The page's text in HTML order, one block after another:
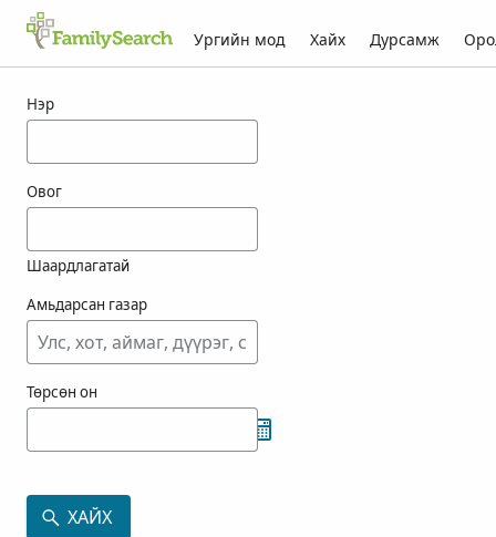
Ургийн мод Хайх Дурсамж
Нэр
Овог
Шаардлагатай
Амьдарсан газар
Төрсөн он
ХАЙХ